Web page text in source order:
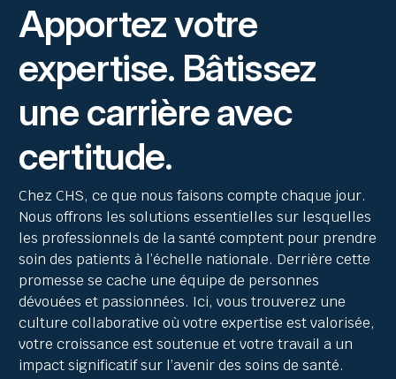
Apportez votre
expertise. Bâtissez
une carrière avec
certitude.
Chez CHS, ce que nous faisons compte chaque jour.
Nous offrons les solutions essentielles sur lesquelles
les professionnels de la santé comptent pour prendre
soin des patients à l’échelle nationale. Derrière cette
promesse se cache une équipe de personnes
dévouées et passionnées. Ici, vous trouverez une
culture collaborative où votre expertise est valorisée,
votre croissance est soutenue et votre travail a un
impact significatif sur l’avenir des soins de santé.